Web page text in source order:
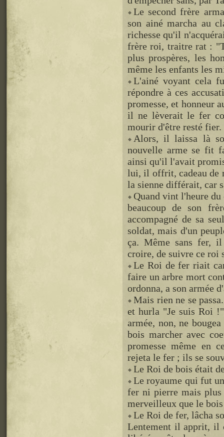
Le second frère
son ainé marcha au
richesse qu'il
frère roi, traitre rat :
plus prospères, les
même les enfants les
L'ainé voyant cela
répondre à ces
promesse, et honneur
il ne lèverait le fer
mourir d'être resté fier.
Alors, il laissa là
nouvelle arme se fit
ainsi qu'il l'avait
lui, il offrit, cadeau de
la sienne différait, car
Quand vint l'heure
beaucoup de son
accompagné de sa
soldat, mais d'un
ça. Même sans fer,
croire, de suivre ce roi
Le Roi de fer riait
faire un arbre mort
ordonna, a son armée
Mais rien ne se
et hurla "Je suis Roi
armée, non, ne
bois marcher avec
promesse même en
rejeta le fer ; ils se
Le Roi de bois était
Le royaume qui fut
fer ni pierre mais
merveilleux que le
Le Roi de fer, lâcha
Lentement il apprit, il